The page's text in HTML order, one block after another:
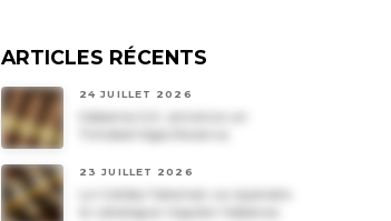
ARTICLES RÉCENTS
24 JUILLET 2026
Habanos S.A. annonce un
Trinidad Vigia Reserva
23 JUILLET 2026
Le Cohiba Talismán va rejoindre
le catalogue régulier Habanos